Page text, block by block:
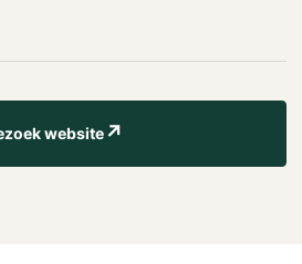
website↗